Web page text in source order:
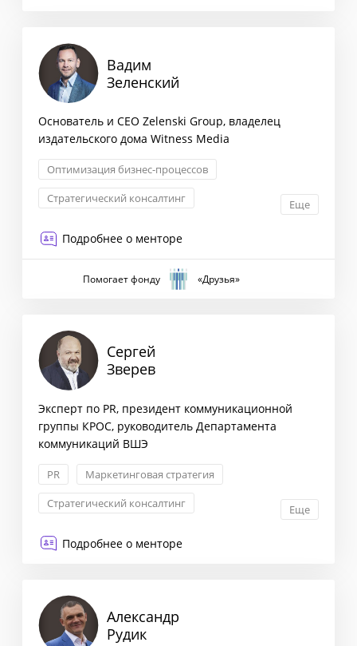
Вадим
Зеленский
Основатель и CEO Zelenski Group, владелец
издательского дома Witness Media
Оптимизация бизнес-процессов
Стратегический консалтинг
Event-менеджмент
Еще
Подробнее о менторе
Помогает фонду «Друзья»
Сергей
Зверев
Эксперт по PR, президент коммуникационной
группы КРОС, руководитель Департамента
коммуникаций ВШЭ
PR
Маркетинговая стратегия
Стратегический консалтинг
Еще
Подробнее о менторе
Александр
Рудик